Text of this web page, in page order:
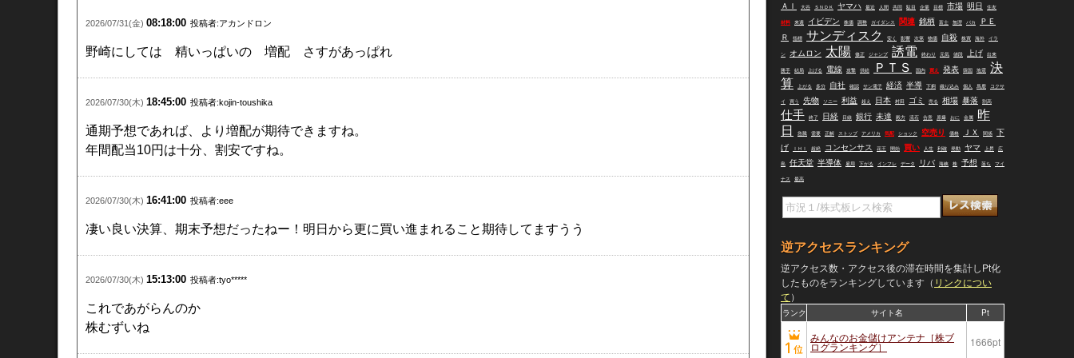
2026/07/31(金) 08:18:00 投稿者:アカンドロン
野崎にしては 精いっぱいの 増配 さすがあっぱれ
2026/07/30(木) 18:45:00 投稿者:kojin-toushika
通期予想であれば、より増配が期待できますね。
年間配当10円は十分、割安ですね。
2026/07/30(木) 16:41:00 投稿者:eee
凄い良い決算、期末予想だったねー！明日から更に買い進まれること期待してますうう
2026/07/30(木) 15:13:00 投稿者:tyo*****
これであがらんのか
株むずいね
ＡＩ 大谷 ＳＮＤＫ ヤマハ 最近 人間 共同 駄目 企業 目標 市場 明日 住友
材料 来週 イビデン 株価 調整 ガイダンス 関連 銘柄 富士 無理 バカ
ＰＥ
Ｒ
指標 サンディスク 安く 影響 次第 物価 自殺 株買 海外 イラ
ン オムロン 太陽 修正 ジャンプ 誘電 終わり 元気 値段 上げ 出来
勝手 結局 上げる 電線 攻撃 供給 ＰＴＳ 国内 買え 発表 韓国 地震
決
算
上がる 多分 自社 確認 サン電子 経済 半導 下痢 織り込み 個人 馬鹿 コクサ
イ 買う 先物 ソニー 利益 超え 日本 村田 ゴミ 売る 相場 暴落 割高
仕手 終了 日経 日線 銀行 未達 殿方 流石 合意 原爆 おに 金属
昨
日
急騰 需要 正解 ストップ アメリカ 気配 ショック 空売り 価格 ＪＸ 関係
下
げ
ＩＨＩ 超絶 コンセンサス 花王 開始 買い 人生 利確 発動 ヤマ 上昇 広
島 任天堂 半導体 雇用 下がる インフレ データ リバ 海峡 株 予想 落ち マイ
ナス 最高
逆アクセスランキング
逆アクセス数・アクセス後の滞在時間を集計しPt化
したものをランキングしています（ リンクについ
て）
ランク サイト名 Pt
みんなのお金儲けアンテナ［株ブ
ログランキング］ 1666pt